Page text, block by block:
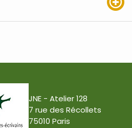
JNE - Atelier 128
7 rue des Récollets
75010 Paris